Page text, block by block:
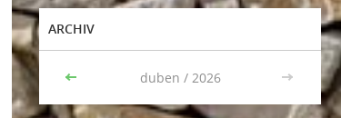
ARCHIV
<< duben / 2026 >>